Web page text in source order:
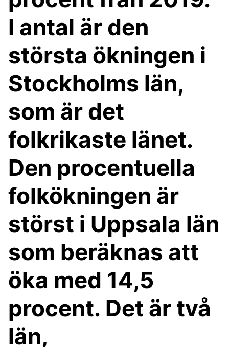
I antal är den
största ökningen i
Stockholms län,
som är det
folkrikaste länet.
Den procentuella
folkökningen är
störst i Uppsala län
som beräknas att
öka med 14,5
procent. Det är två
län,